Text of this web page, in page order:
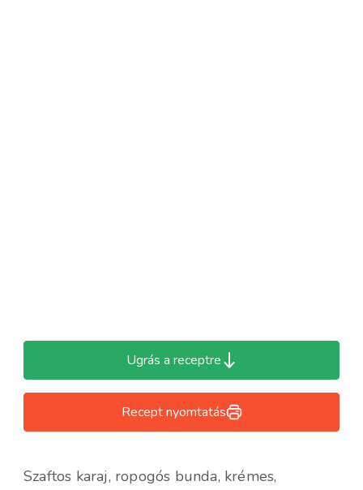
Ugrás a receptre
Recept nyomtatás
Szaftos karaj, ropogós bunda, krémes,